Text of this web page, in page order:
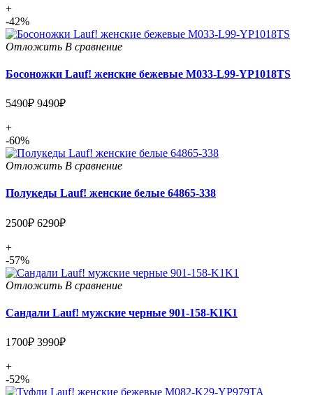
+
-42%
Отложить В сравнение
Босоножки Lauf! женские бежевые M033-L99-YP1018TS
5490₽ 9490₽
+
-60%
Отложить В сравнение
Полукеды Lauf! женские белые 64865-338
2500₽ 6290₽
+
-57%
Отложить В сравнение
Сандали Lauf! мужские черные 901-158-K1K1
1700₽ 3990₽
+
-52%